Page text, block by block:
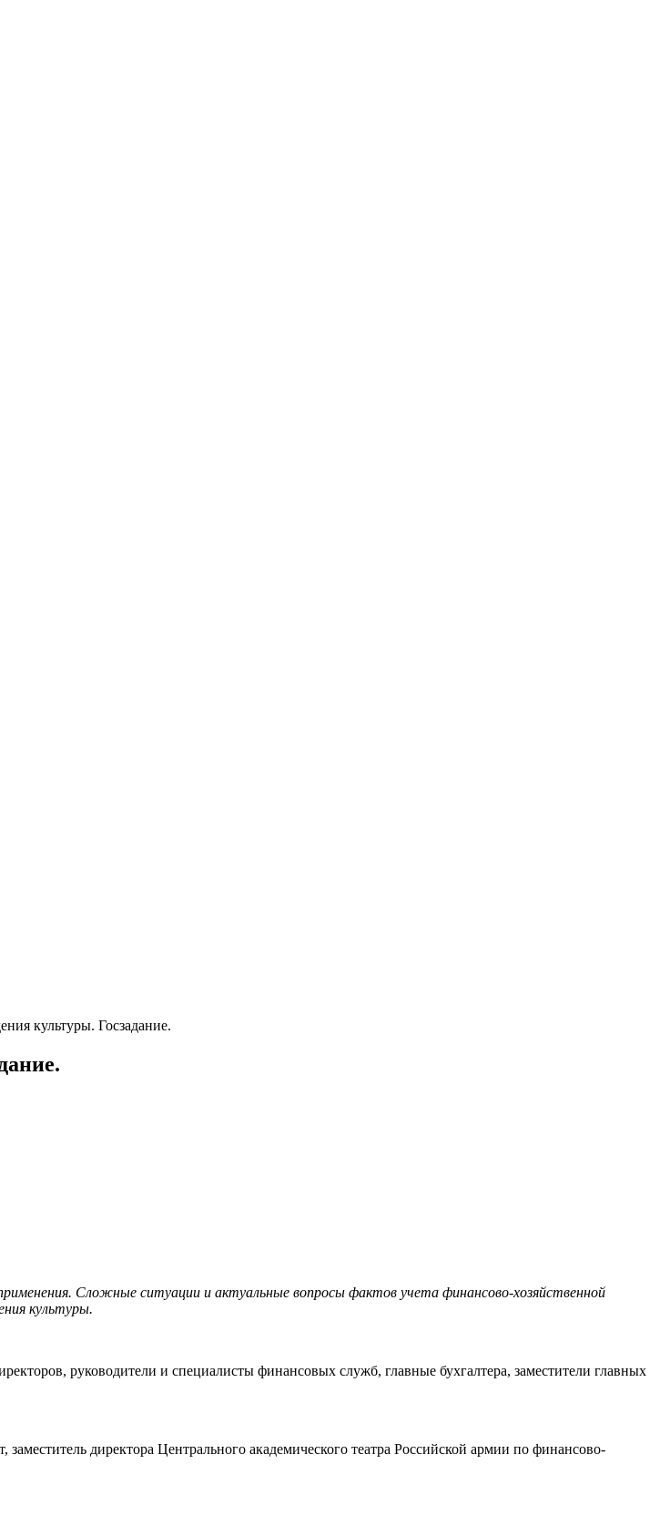
культуры. Госзадание.
Сложные ситуации и актуальные вопросы фактов учета финансово-хозяйственной
культуры.
руководители и специалисты финансовых служб, главные бухгалтера, заместители главных
заместитель директора Центрального академического театра Российской армии по финансово-